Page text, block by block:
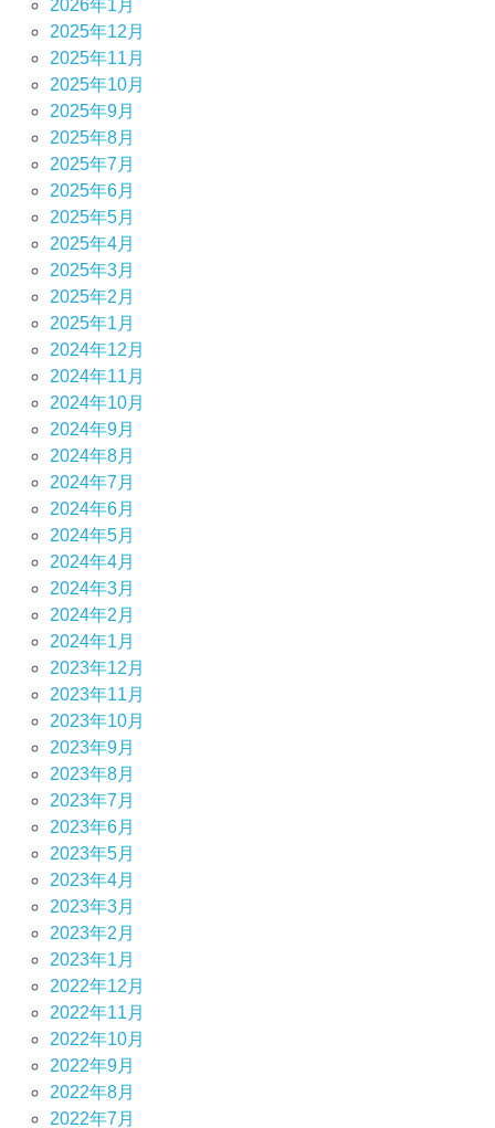
2026年1月
2025年12月
2025年11月
2025年10月
2025年9月
2025年8月
2025年7月
2025年6月
2025年5月
2025年4月
2025年3月
2025年2月
2025年1月
2024年12月
2024年11月
2024年10月
2024年9月
2024年8月
2024年7月
2024年6月
2024年5月
2024年4月
2024年3月
2024年2月
2024年1月
2023年12月
2023年11月
2023年10月
2023年9月
2023年8月
2023年7月
2023年6月
2023年5月
2023年4月
2023年3月
2023年2月
2023年1月
2022年12月
2022年11月
2022年10月
2022年9月
2022年8月
2022年7月